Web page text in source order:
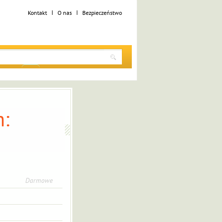
Kontakt O nas Bezpieczeństwo
Darmowe